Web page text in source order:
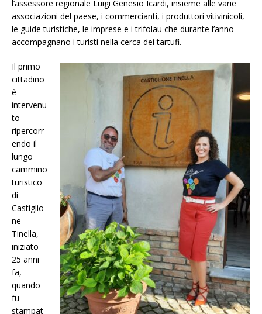
l’assessore regionale Luigi Genesio Icardi, insieme alle varie
associazioni del paese, i commercianti, i produttori vitivinicoli,
le guide turistiche, le imprese e i trifolau che durante l’anno
accompagnano i turisti nella cerca dei tartufi.
Il primo
cittadino
è
intervenu
to
ripercorr
endo il
lungo
cammino
turistico
di
Castiglio
ne
Tinella,
iniziato
25 anni
fa,
quando
fu
stampat